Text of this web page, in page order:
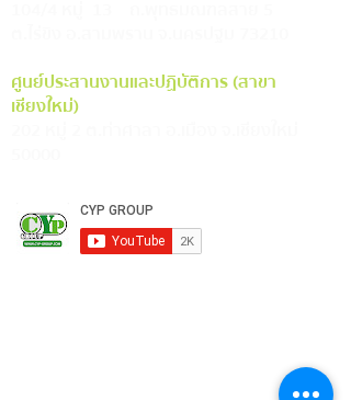
ศูนย์ประสานงานและปฏิบัติการ (สาขา
เชียงใหม่)